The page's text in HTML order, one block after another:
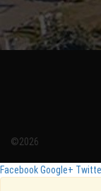
©2026
FacebookGoogle+